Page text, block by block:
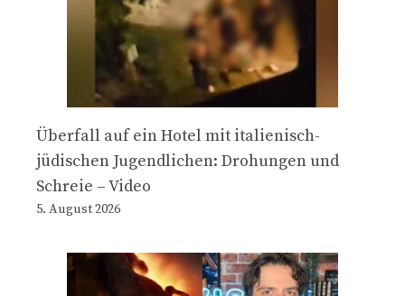
Überfall auf ein Hotel mit italienisch-
jüdischen Jugendlichen: Drohungen und
Schreie – Video
5. August 2026